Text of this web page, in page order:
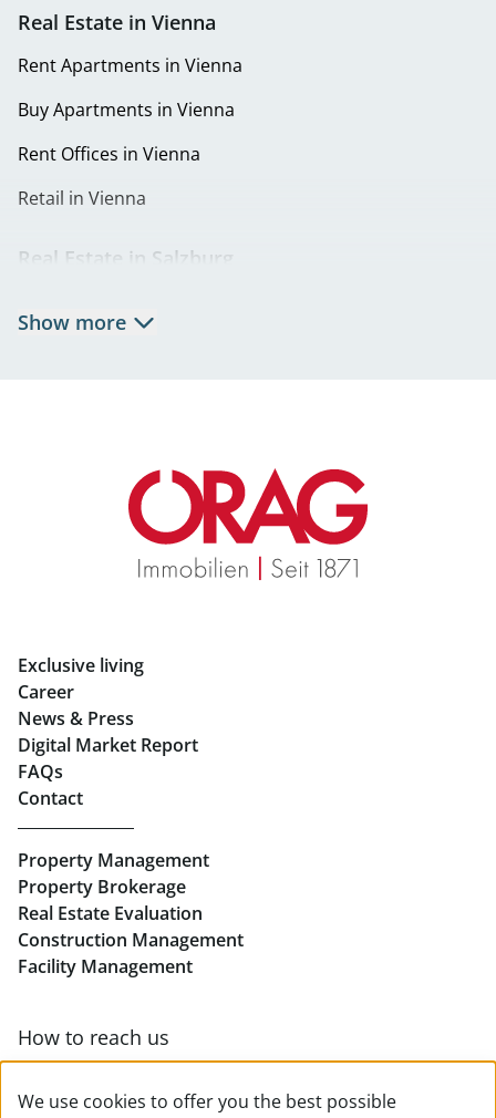
Real Estate in Vienna
Rent Apartments in Vienna
Buy Apartments in Vienna
Rent Offices in Vienna
Retail in Vienna
Real Estate in Salzburg
Real Estate in Graz
Rent Apartments in Graz
Eigentumswohnungen Graz
Retail in Salzburg
Real Estate in Linz
Buy Apartments in Linz
Retail in Linz
Show more
Exclusive living
Career
News & Press
Digital Market Report
FAQs
Contact
Property Management
Property Brokerage
Real Estate Evaluation
Construction Management
Facility Management
How to reach us
We use cookies to offer you the best possible